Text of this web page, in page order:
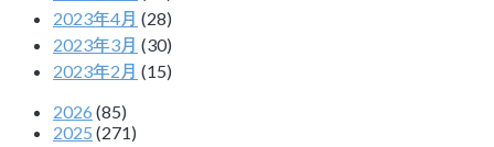
2023年4月 (28)
2023年3月 (30)
2023年2月 (15)
2026 (85)
2025 (271)